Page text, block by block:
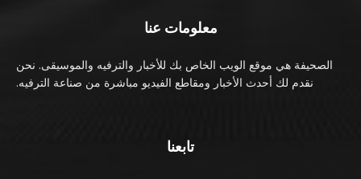
معلومات عنا
الصحيفة هي موقع الويب الخاص بك للأخبار والترفيه والموسيقى. نحن
نقدم لك أحدث الأخبار ومقاطع الفيديو مباشرة من صناعة الترفيه.
تابعنا